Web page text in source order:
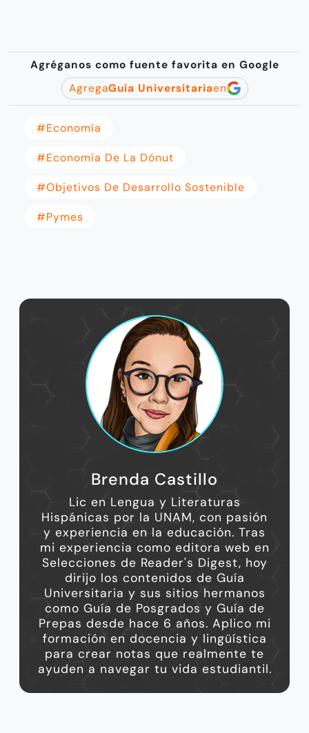
Agréganos como fuente favorita en Google
AgregaGuía Universitariaen
#Economía
#Economía De La Dónut
#objetivos De Desarrollo Sostenible
#pymes
Brenda Castillo
Lic en Lengua y Literaturas
Hispánicas por la UNAM, con pasión
y experiencia en la educación. Tras
mi experiencia como editora web en
Selecciones de Reader's Digest, hoy
dirijo los contenidos de Guía
Universitaria y sus sitios hermanos
como Guía de Posgrados y Guía de
Prepas desde hace 6 años. Aplico mi
formación en docencia y lingüística
para crear notas que realmente te
ayuden a navegar tu vida estudiantil.